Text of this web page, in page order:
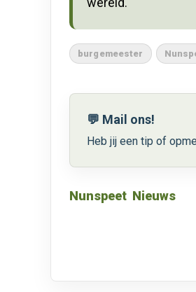
burgemeester
💬 Mail ons!
Heb jij een tip of
Nunspeet Nieuws